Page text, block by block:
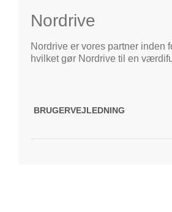
Nordrive
Nordrive er vores partner inden
hvilket gør Nordrive til en
BRUGERVEJLEDNING